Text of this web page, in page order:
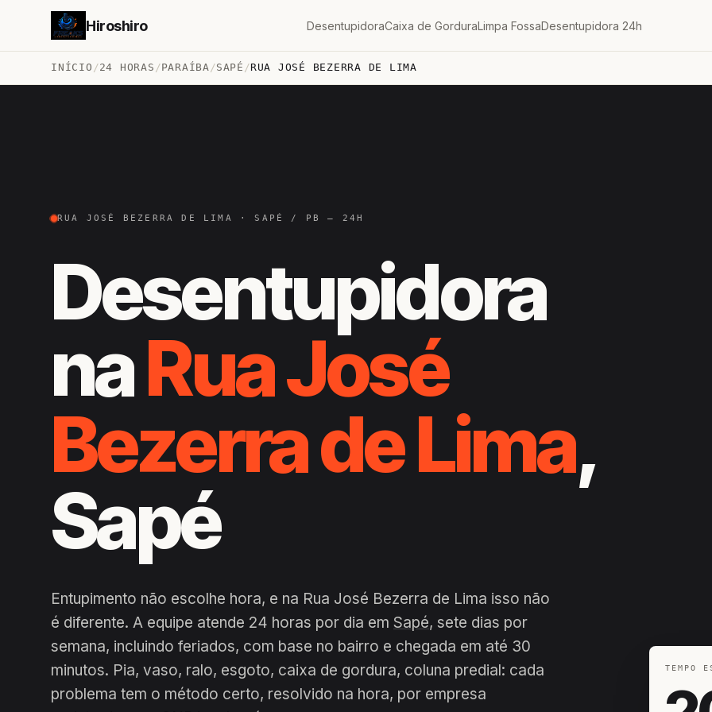
Hiroshiro DesentupidoraCaixa de GorduraLimpa FossaDesentupidora 24h
INÍCIO /24 HORAS /PARAÍBA /SAPÉ /RUA JOSÉ BEZERRA DE LIMA
RUA JOSÉ BEZERRA DE LIMA · SAPÉ / PB — 24H
Desentupidora
naRua José
Bezerra de Lima,
Sapé
Entupimento não escolhe hora, e na Rua José Bezerra de Lima isso não
é diferente. A equipe atende 24 horas por dia em Sapé, sete dias por
semana, incluindo feriados, com base no bairro e chegada em até 30
minutos. Pia, vaso, ralo, esgoto, caixa de gordura, coluna predial: cada
problema tem o método certo, resolvido na hora, por empresa
TEMPO